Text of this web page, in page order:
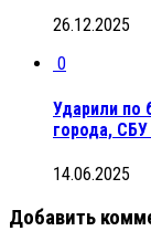
26.12.2025
0
Ударили по
города,
14.06.2025
Добавить